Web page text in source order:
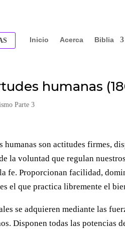
Inicio Acerca Biblia
humanas
Parte 3
humanas son actitudes firmes,
la voluntad que regulan
fe. Proporcionan facilidad,
el que practica libremente el
se adquieren mediante las
Disponen todas las potencias